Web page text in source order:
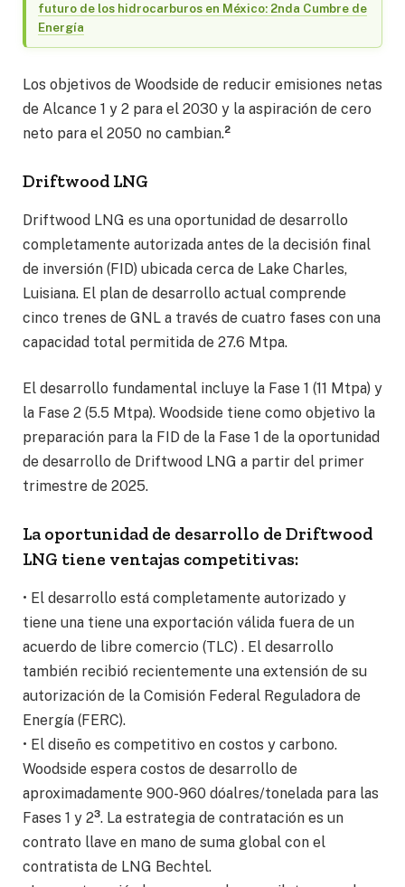
futuro de los hidrocarburos en México: 2nda Cumbre de
Energía
Los objetivos de Woodside de reducir emisiones netas
de Alcance 1 y 2 para el 2030 y la aspiración de cero
neto para el 2050 no cambian.2
Driftwood LNG
Driftwood LNG es una oportunidad de desarrollo
completamente autorizada antes de la decisión final
de inversión (FID) ubicada cerca de Lake Charles,
Luisiana. El plan de desarrollo actual comprende
cinco trenes de GNL a través de cuatro fases con una
capacidad total permitida de 27.6 Mtpa.
El desarrollo fundamental incluye la Fase 1 (11 Mtpa) y
la Fase 2 (5.5 Mtpa). Woodside tiene como objetivo la
preparación para la FID de la Fase 1 de la oportunidad
de desarrollo de Driftwood LNG a partir del primer
trimestre de 2025.
La oportunidad de desarrollo de Driftwood
LNG tiene ventajas competitivas:
• El desarrollo está completamente autorizado y
tiene una tiene una exportación válida fuera de un
acuerdo de libre comercio (TLC) . El desarrollo
también recibió recientemente una extensión de su
autorización de la Comisión Federal Reguladora de
Energía (FERC).
• El diseño es competitivo en costos y carbono.
Woodside espera costos de desarrollo de
aproximadamente 900-960 dóalres/tonelada para las
Fases 1 y 23. La estrategia de contratación es un
contrato llave en mano de suma global con el
contratista de LNG Bechtel.